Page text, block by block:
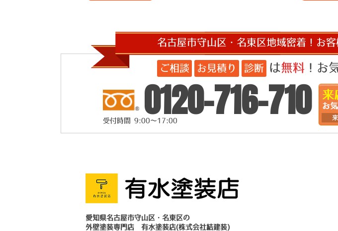
名古屋市守山区・名東区地域密着！お
ご相談 お見積り 診断 は無料！お
0120-716-710
受付時間 9:00～17:00
愛知県名古屋市守山区・名東区の
外壁塗装専門店 有水塗装店(株式会社結建装)